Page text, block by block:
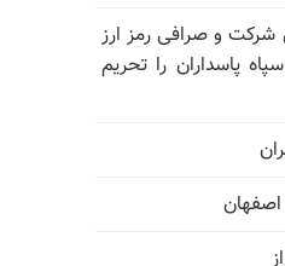
و صرافی رمز ارز
پاسداران را تحریم